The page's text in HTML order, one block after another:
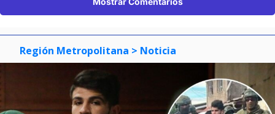
Región Metropolitana > Noticia